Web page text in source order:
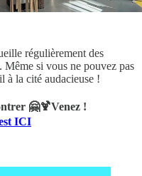
régulièrement des
Même si vous ne pouvez pas
à la cité audacieuse !
🤗🍹Venez !
ICI